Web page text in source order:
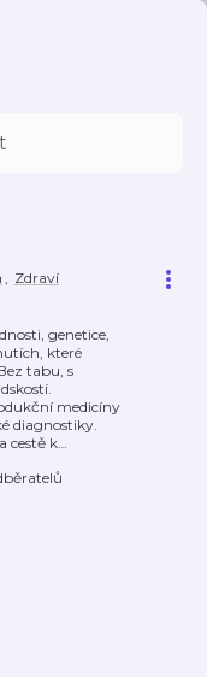
, Zdraví
genetice,
které
tabu, s
medicíny
diagnostiky.
cestě k…